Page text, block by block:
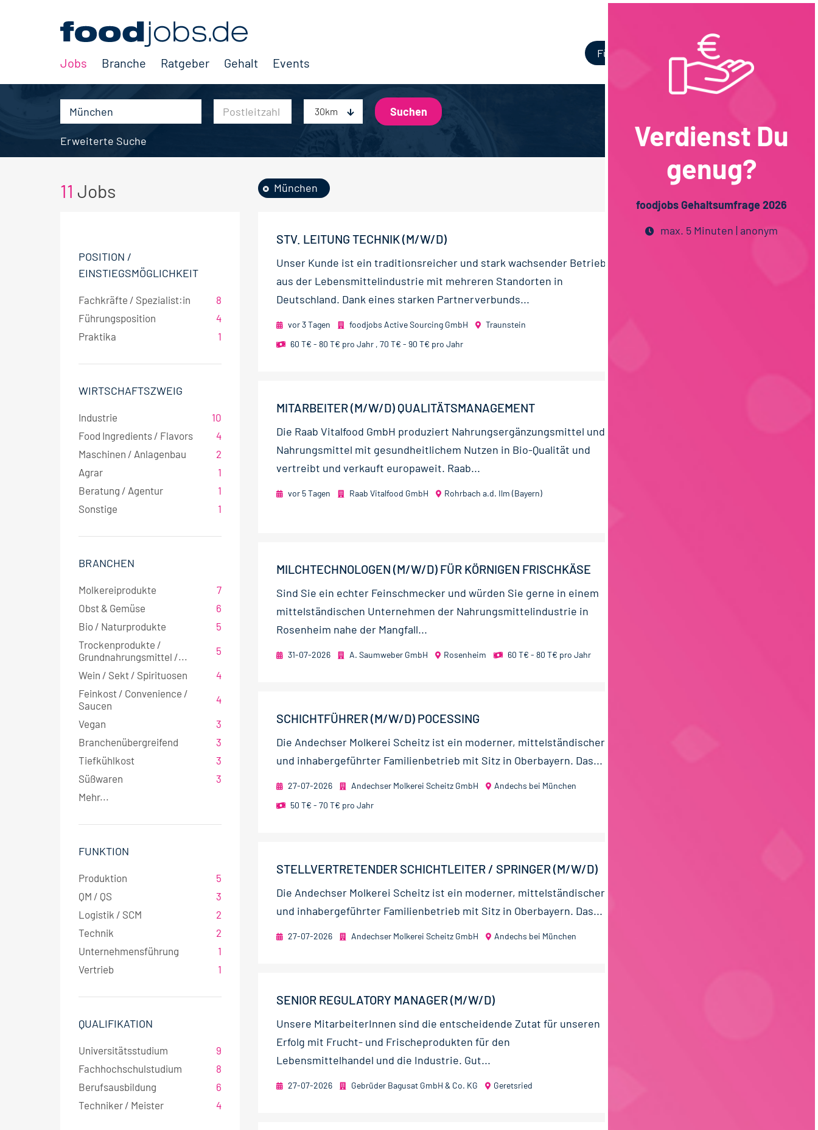
Jobs Branche Ratgeber Gehalt Events
Für Unternehmen
30km
Erweiterte Suche
11 Jobs
POSITION /
EINSTIEGSMÖGLICHKEIT
Fachkräfte / Spezialist:in
8
Führungsposition
4
Praktika
1
WIRTSCHAFTSZWEIG
Industrie
10
Food Ingredients / Flavors
4
Maschinen / Anlagenbau
2
Agrar
1
Beratung / Agentur
1
Sonstige
1
BRANCHEN
Molkereiprodukte
7
Obst & Gemüse
6
Bio / Naturprodukte
5
Trockenprodukte /
Grundnahrungsmittel /...
5
Wein / Sekt / Spirituosen
4
Feinkost / Convenience /
Saucen
4
Vegan
3
Branchenübergreifend
3
Tiefkühlkost
3
Süßwaren
3
Mehr...
FUNKTION
Produktion
5
QM / QS
3
Logistik / SCM
2
Technik
2
Unternehmensführung
1
Vertrieb
1
QUALIFIKATION
Universitätsstudium
9
Fachhochschulstudium
8
Berufsausbildung
6
Techniker / Meister
4
München
STV. LEITUNG TECHNIK (M/W/D)
Unser Kunde ist ein traditionsreicher und stark wachsender Betrieb
aus der Lebensmittelindustrie mit mehreren Standorten in
Deutschland. Dank eines starken Partnerverbunds...
vor 3 Tagen foodjobs Active Sourcing GmbH
Traunstein
60 T€ - 80 T€ pro Jahr , 70 T€ - 90 T€ pro Jahr
MITARBEITER (M/W/D) QUALITÄTSMANAGEMENT
Die Raab Vitalfood GmbH produziert Nahrungsergänzungsmittel und
Nahrungsmittel mit gesundheitlichem Nutzen in Bio-Qualität und
vertreibt und verkauft europaweit. Raab...
vor 5 Tagen Raab Vitalfood GmbH Rohrbach a.d. Ilm (Bayern)
MILCHTECHNOLOGEN (M/W/D) FÜR KÖRNIGEN FRISCHKÄSE
Sind Sie ein echter Feinschmecker und würden Sie gerne in einem
mittelständischen Unternehmen der Nahrungsmittelindustrie in
Rosenheim nahe der Mangfall...
31-07-2026 A. Saumweber GmbH Rosenheim 60 T€ - 80 T€ pro Jahr
SCHICHTFÜHRER (M/W/D) POCESSING
Die Andechser Molkerei Scheitz ist ein moderner, mittel­ständischer
und inhaber­geführter Familien­betrieb mit Sitz in Ober­bayern. Das...
27-07-2026 Andechser Molkerei Scheitz GmbH
Andechs bei München
50 T€ - 70 T€ pro Jahr
STELLVERTRETENDER SCHICHTLEITER / SPRINGER (M/W/D)
Die Andechser Molkerei Scheitz ist ein moderner, mittel­ständischer
und inhaber­geführter Familien­betrieb mit Sitz in Ober­bayern. Das...
27-07-2026 Andechser Molkerei Scheitz GmbH Andechs bei München
SENIOR REGULATORY MANAGER (M/W/D)
Unsere MitarbeiterInnen sind die entscheidende Zutat für unseren
Erfolg mit Frucht- und Frischeprodukten für den
Lebensmittelhandel und die Industrie. Gut...
27-07-2026 Gebrüder Bagusat GmbH & Co. KG Geretsried
Verdienst Du
genug?
foodjobs Gehaltsumfrage 2026
max. 5 Minuten | anonym